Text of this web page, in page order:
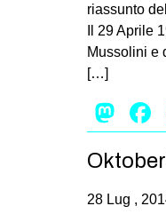
riassunto
Il 29 Aprile
Mussolini e
[…]
28 Lug ,